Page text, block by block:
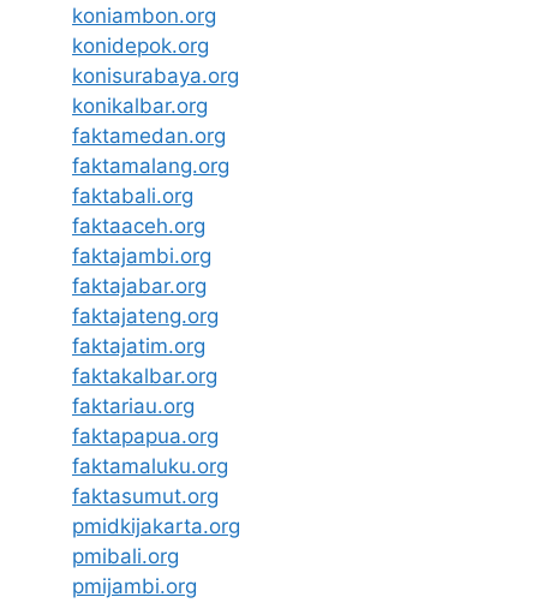
koniambon.org
konidepok.org
konisurabaya.org
konikalbar.org
faktamedan.org
faktamalang.org
faktabali.org
faktaaceh.org
faktajambi.org
faktajabar.org
faktajateng.org
faktajatim.org
faktakalbar.org
faktariau.org
faktapapua.org
faktamaluku.org
faktasumut.org
pmidkijakarta.org
pmibali.org
pmijambi.org